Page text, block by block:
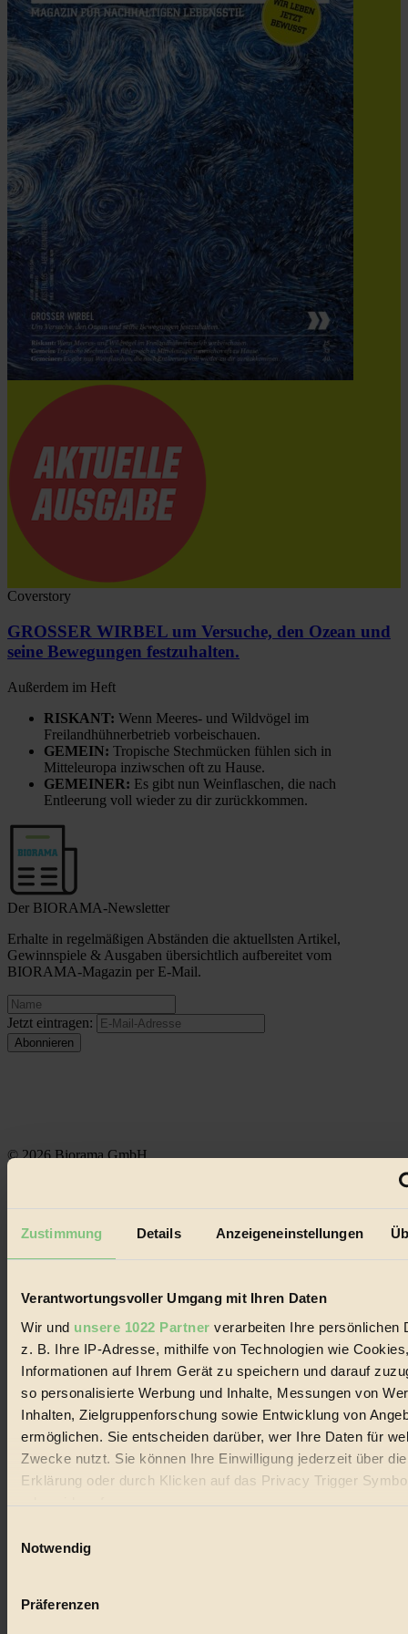
Zustimmung Details Anzeigeneinstellungen
Verantwortungsvoller Umgang mit Ihren Daten
Wir und unsere 1022 Partner verarbeiten Ihre persönlichen
z. B. Ihre IP-Adresse, mithilfe von Technologien wie
Informationen auf Ihrem Gerät zu speichern und darauf
so personalisierte Werbung und Inhalte, Messungen von
Inhalten, Zielgruppenforschung sowie Entwicklung von
ermöglichen. Sie entscheiden darüber, wer Ihre Daten für
Zwecke nutzt. Sie können Ihre Einwilligung jederzeit über
Erklärung oder durch Klicken auf das Privacy Trigger
oder widerrufen
Wenn Sie es erlauben, würden wir auch gerne:
Ihr Gerät durch aktives Scannen nach bestimmten
Notwendig
Präferenzen
Coverstory
GROSSER WIRBEL um Versuche, den Ozean und
seine Bewegungen festzuhalten.
Außerdem im Heft
RISKANT: Wenn Meeres- und Wildvögel im
Freilandhühnerbetrieb vorbeischauen.
GEMEIN: Tropische Stechmücken fühlen sich in
Mitteleuropa inziwschen oft zu Hause.
GEMEINER: Es gibt nun Weinflaschen, die nach
Entleerung voll wieder zu dir zurückkommen.
Der BIORAMA-Newsletter
Erhalte in regelmäßigen Abständen die aktuellsten Artikel,
Gewinnspiele & Ausgaben übersichtlich aufbereitet vom
BIORAMA-Magazin per E-Mail.
Jetzt eintragen:
© 2026 Biorama GmbH
Handels mit Bioprodukten, des Fair-Trade sowie der Branche
Social Media
22.601 Fans auf Facebook
3.415 Follower auf Twitter
Folge uns auf Instagram
Themen
Bio
Vegan